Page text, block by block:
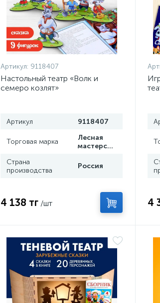
Артикул: 9118407
Настольный театр «Волк и
семеро козлят»
Артикул 9118407
Торговая марка
Лесная
мастерская
Страна
производства
Россия
4 138 тг /шт 4